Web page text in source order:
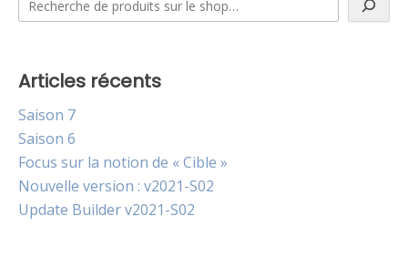
Articles récents
Saison 7
Saison 6
Focus sur la notion de « Cible »
Nouvelle version : v2021-S02
Update Builder v2021-S02